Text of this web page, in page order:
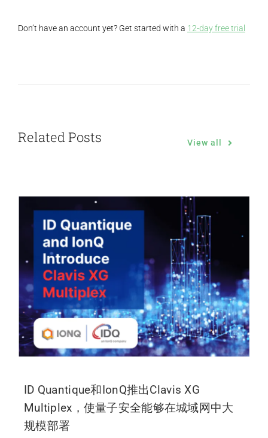
Don’t have an account yet? Get started with a 12-day free trial
Related Posts View all
ID Quantique和IonQ推出Clavis XG
Multiplex，使量子安全能够在城域网中大
规模部署